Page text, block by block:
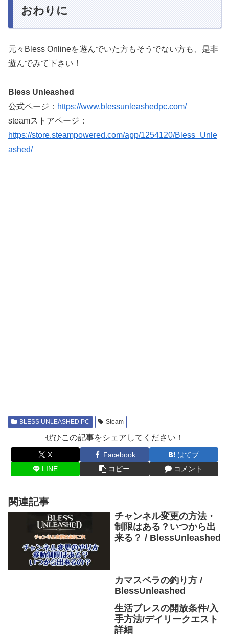
おわりに
元々Bless Onlineを遊んでいた方もそうでない方も、是非
遊んでみて下さい！
Bless Unleashed
公式ページ： https://www.blessunleashedpc.com/
steamストアページ：
https://store.steampowered.com/app/1254120/Bless_Unle
ashed/
BLESS UNLEASHED PC Steam
ぜひこの記事をシェアしてください！
X Facebook
はてブ
LINE
コピー コメント
関連記事
チャンネル変更の方法・
制限はある？いつから出
来る？ / BlessUnleashed
カマスベラの釣り方 /
BlessUnleashed
生活ブレスの開放条件/入
手方法/デイリークエスト
詳細